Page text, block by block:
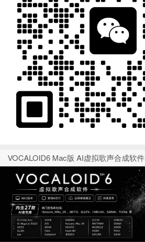
VOCALOID6 Mac版 AI虚拟歌声合成软件